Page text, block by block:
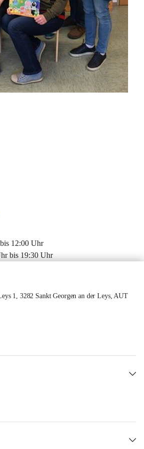
12:00 Uhr
bis 19:30 Uhr
1, 3282 Sankt Georgen an der Leys, AUT